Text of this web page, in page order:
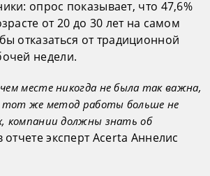
опрос показывает, что 47,6%
от 20 до 30 лет на самом
отказаться от традиционной
недели.
месте никогда не была так важна,
тот же метод работы больше не
компании должны знать об
эксперт Acerta Аннелис